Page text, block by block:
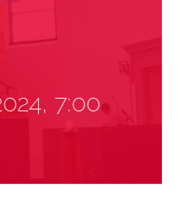
7:00